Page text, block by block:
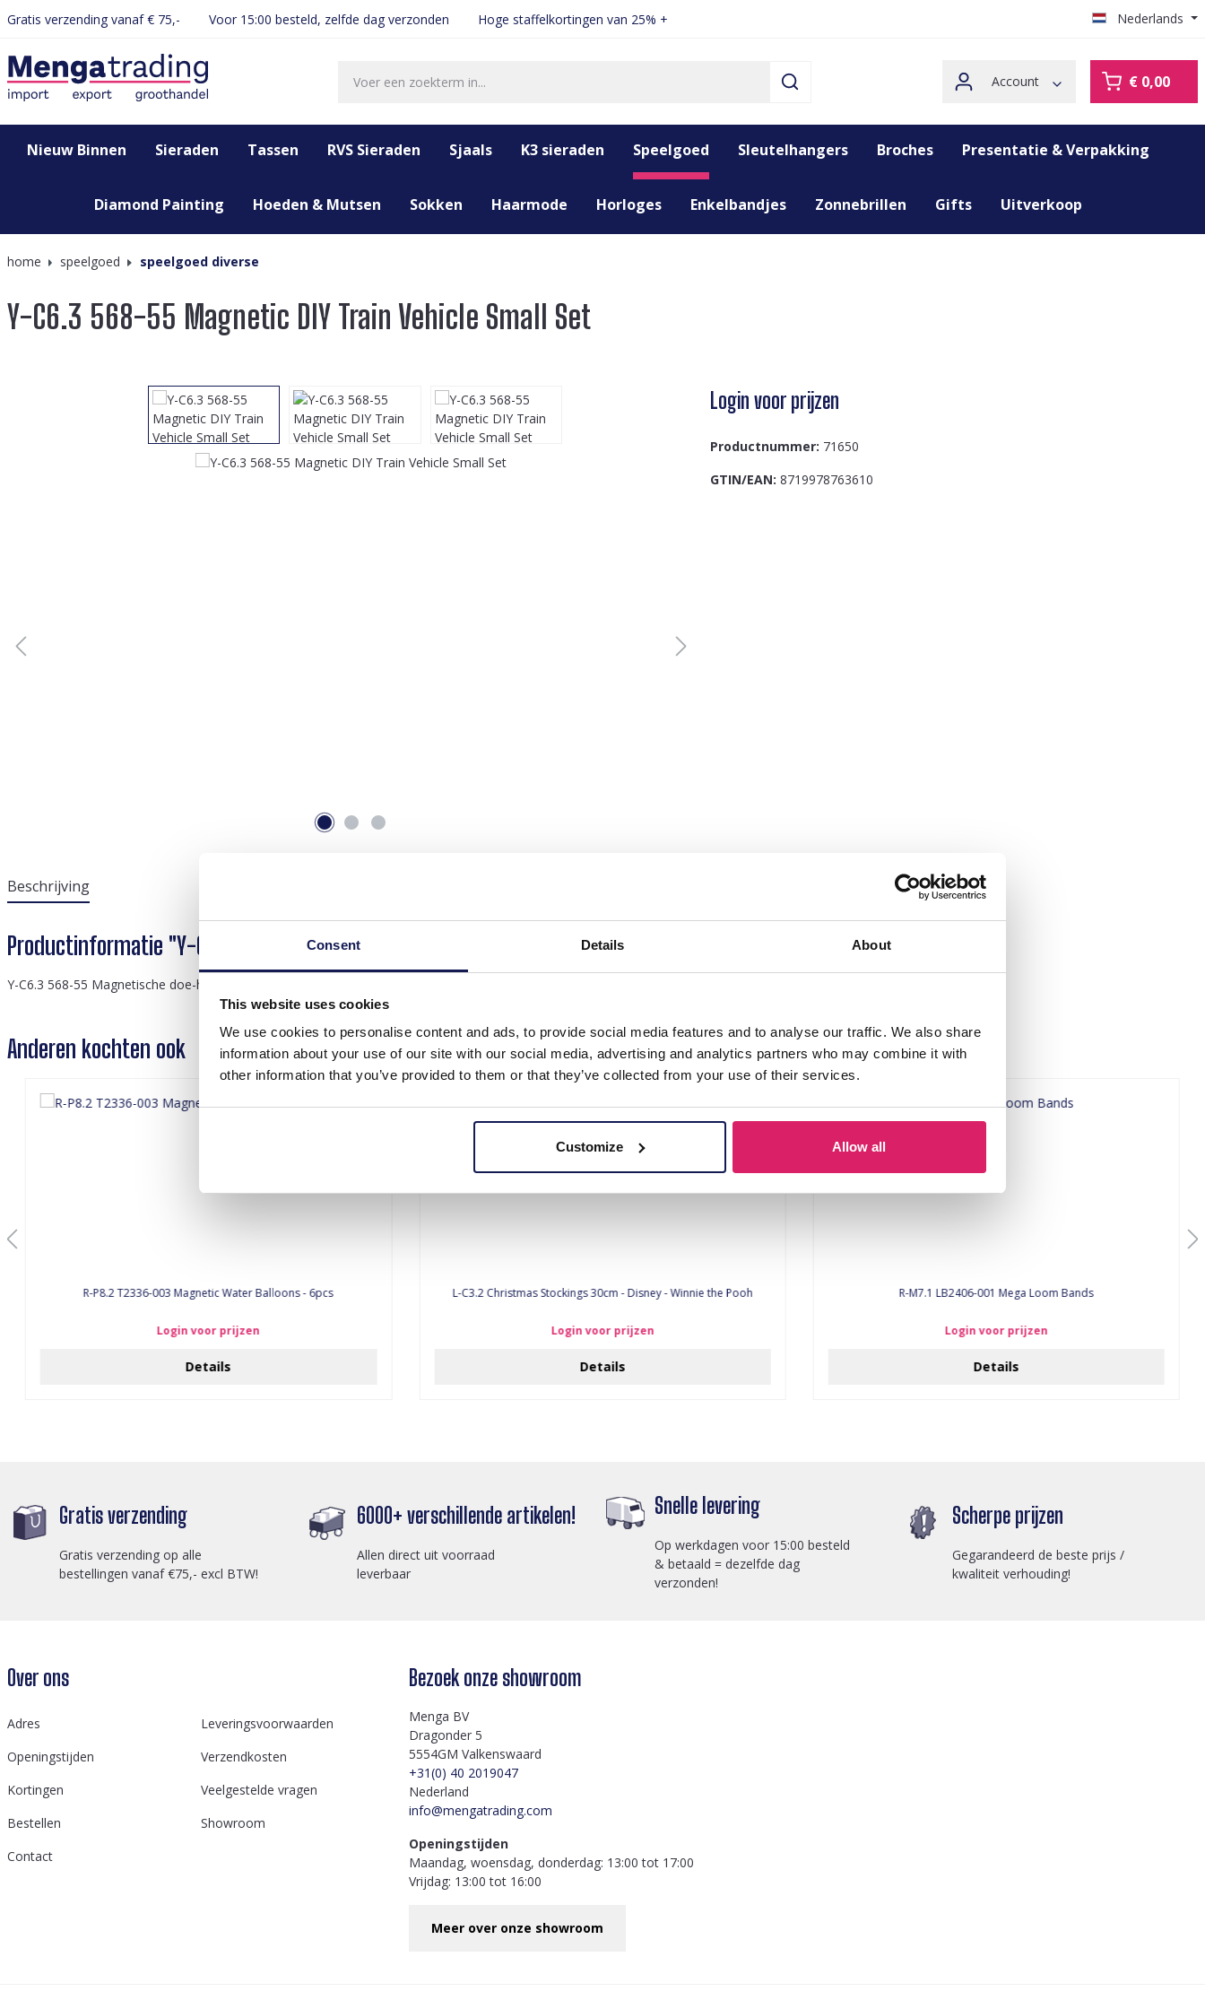
Consent Details About
This website uses cookies
We use cookies to personalise content and ads, to provide social media features and to analyse our traffic. We also share
information about your use of our site with our social media, advertising and analytics partners who may combine it with
other information that you’ve provided to them or that they’ve collected from your use of their services.
Customize Allow all
Ga naar de hoofdnavigatie
Gratis verzending vanaf € 75,- Voor 15:00 besteld, zelfde dag verzonden Hoge staffelkortingen van 25% + Nederlands
Account € 0,00
Nieuw Binnen Sieraden Tassen RVS Sieraden Sjaals K3 sieraden Speelgoed Sleutelhangers Broches Presentatie & Verpakking
Diamond Painting Hoeden & Mutsen Sokken Haarmode Horloges Enkelbandjes Zonnebrillen Gifts Uitverkoop
home speelgoed speelgoed diverse
Y-C6.3 568-55 Magnetic DIY Train Vehicle Small Set
Afbeeldingengalerij overslaan Login voor prijzen
Productnummer: 71650
GTIN/EAN: 8719978763610
Beschrijving
Productinformatie "Y-C6.3 568-55 Magnetic DIY Train Vehicle Small Set"
Y-C6.3 568-55 Magnetische doe-het-treinvoertuig kleine set
Anderen kochten ook
R-P8.2 T2336-003 Magnetic Water Balloons - 6pcs
Login voor prijzen
Details
L-C3.2 Christmas Stockings 30cm - Disney - Winnie the Pooh
Login voor prijzen
Details
R-M7.1 LB2406-001 Mega Loom Bands
Login voor prijzen
Details
Gratis verzending
Gratis verzending op alle
bestellingen vanaf €75,- excl BTW!
6000+ verschillende artikelen!
Allen direct uit voorraad
leverbaar
Snelle levering
Op werkdagen voor 15:00 besteld
& betaald = dezelfde dag
verzonden!
Scherpe prijzen
Gegarandeerd de beste prijs /
kwaliteit verhouding!
Over ons
Adres
Leveringsvoorwaarden
Openingstijden
Verzendkosten
Kortingen
Veelgestelde vragen
Bestellen
Showroom
Contact
Bezoek onze showroom
Menga BV
Dragonder 5
5554GM Valkenswaard
+31(0) 40 2019047
Nederland
info@mengatrading.com
Openingstijden
Maandag, woensdag, donderdag: 13:00 tot 17:00
Vrijdag: 13:00 tot 16:00
Meer over onze showroom